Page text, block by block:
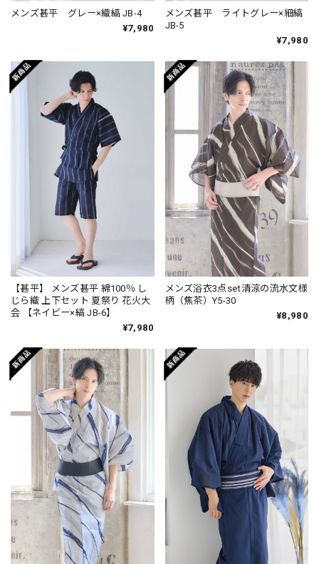
メンズ甚平 グレー×織縞 JB-4
¥7,980
メンズ甚平 ライトグレー×細縞
JB-5
¥7,980
【甚平】 メンズ甚平 綿100％ し
じら織 上下セット 夏祭り 花火大
会 【ネイビー×縞 JB-6】
¥7,980
メンズ浴衣3点set清涼の流水文様
柄（焦茶）Y5-30
¥8,980